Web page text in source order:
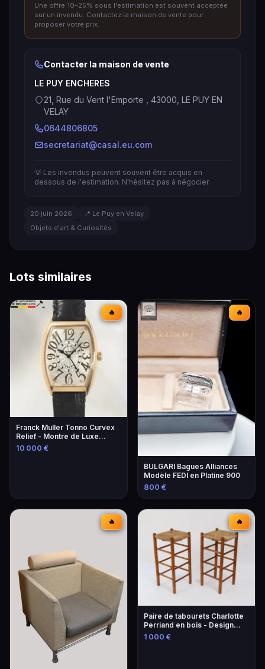
Une offre 10–25% sous l'estimation est souvent acceptée
sur un invendu. Contactez la maison de vente pour
proposer votre prix.
Contacter la maison de vente
LE PUY ENCHERES
21, Rue du Vent l'Emporte , 43000, LE PUY EN
VELAY
0644806805
secretariat@casal.eu.com
💡 Les invendus peuvent souvent être acquis en
dessous de l'estimation. N'hésitez pas à négocier.
20 juin 2026
📍 Le Puy en Velay
Objets d'art & Curiosités
Lots similaires
🔥
Franck Muller Tonno Curvex
Relief - Montre de Luxe
Unique
10 000 €
🔥
BULGARI Bagues Alliances
Modèle FEDI en Platine 900
800 €
🔥 🔥
Paire de tabourets Charlotte
Perriand en bois - Design
iconique
1 000 €